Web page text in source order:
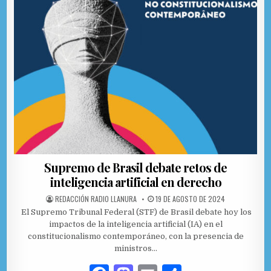
Supremo de Brasil debate retos de
inteligencia artificial en derecho
AUTHOR:
REDACCIÓN RADIO LLANURA PUBLISHED DATE:
19 DE AGOSTO DE 2024
El Supremo Tribunal Federal (STF) de Brasil debate hoy los
impactos de la inteligencia artificial (IA) en el
constitucionalismo contemporáneo, con la presencia de
ministros…